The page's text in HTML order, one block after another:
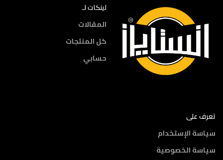
لينكات لـ
المقالات
كل المنتجات
حسابي
تعرف على
سياسة الإستخدام
سياسة الخصوصية